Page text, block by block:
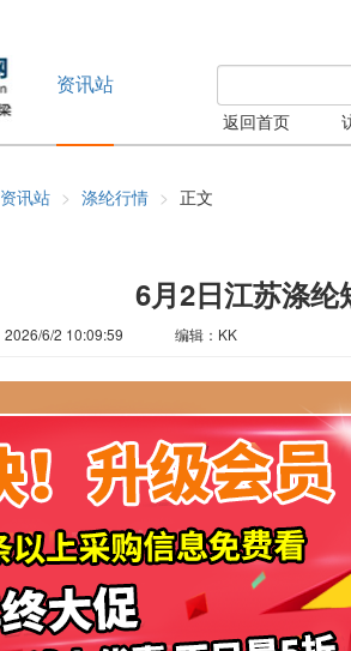
资讯站
返回首页
资讯站 涤纶行情 正文
6月2日江苏涤
2026/6/2 10:09:59 编辑：KK